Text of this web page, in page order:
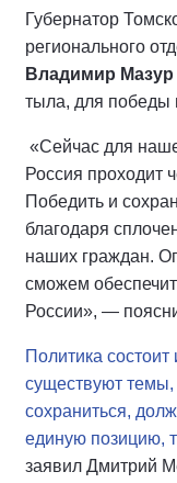
Губернатор
регионального
Владимир Мазур
тыла, для победы
«Сейчас для
Россия проходит
Победить и
благодаря
наших граждан.
сможем
России», —
Политика
существуют
сохраниться,
единую позицию,
заявил Дмитрий